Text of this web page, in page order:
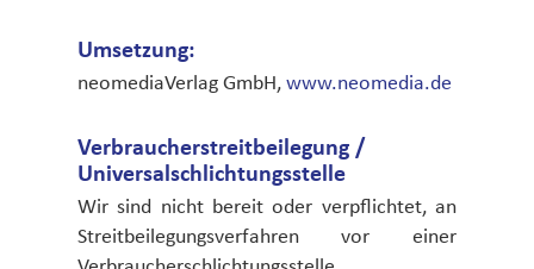
Umsetzung:
neomediaVerlag GmbH,www.neomedia.de
Verbraucherstreitbeilegung /
Universalschlichtungsstelle
Wir sind nicht bereit oder verpflichtet, an
Streitbeilegungsverfahren vor einer